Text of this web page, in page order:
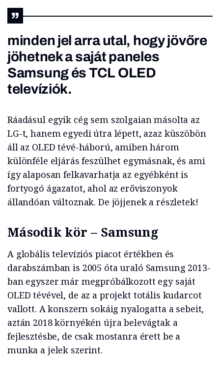
minden jel arra utal, hogy jövőre
jöhetnek a saját paneles
Samsung és TCL OLED
televíziók.
Ráadásul egyik cég sem szolgaian másolta az
LG-t, hanem egyedi útra lépett, azaz küszöbön
áll az OLED tévé-háború, amiben három
különféle eljárás feszülhet egymásnak, és ami
így alaposan felkavarhatja az egyébként is
fortyogó ágazatot, ahol az erőviszonyok
állandóan változnak. De jöjjenek a részletek!
Második kör – Samsung
A globális televíziós piacot értékben és
darabszámban is 2005 óta uraló Samsung 2013-
ban egyszer már megpróbálkozott egy saját
OLED tévével, de az a projekt totális kudarcot
vallott. A konszern sokáig nyalogatta a sebeit,
aztán 2018 környékén újra belevágtak a
fejlesztésbe, de csak mostanra érett be a
munka a jelek szerint.